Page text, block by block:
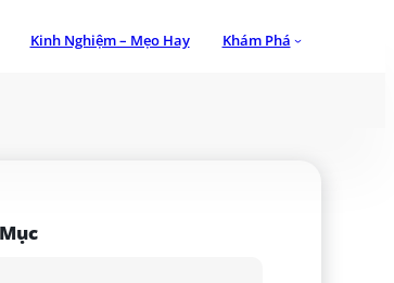
Kinh Nghiệm – Mẹo Hay Khám Phá